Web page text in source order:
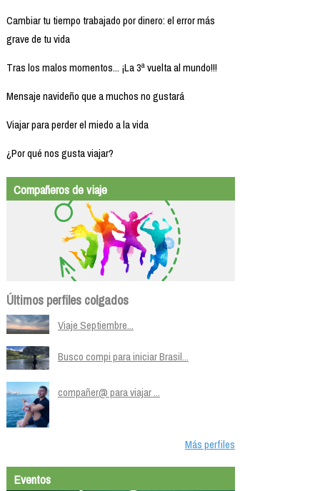
Cambiar tu tiempo trabajado por dinero: el error más
grave de tu vida
Tras los malos momentos... ¡La 3ª vuelta al mundo!!!
Mensaje navideño que a muchos no gustará
Viajar para perder el miedo a la vida
¿Por qué nos gusta viajar?
Compañeros de viaje
Últimos perfiles colgados
Viaje Septiembre...
Busco compi para iniciar Brasil...
compañer@ para viajar ...
Más perfiles
Eventos